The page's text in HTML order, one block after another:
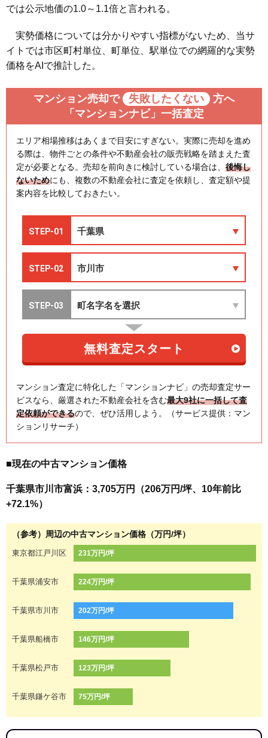
では公示地価の1.0～1.1倍と言われる。
実勢価格については分かりやすい指標がないため、当サ
イトでは市区町村単位、町単位、駅単位での網羅的な実勢
価格をAIで推計した。
マンション売却で 失敗したくない
方へ
「マンションナビ」一括査定
エリア相場推移はあくまで目安にすぎない。実際に売却を進め
る際は、物件ごとの条件や不動産会社の販売戦略を踏まえた査
定が必要となる。売却を前向きに検討している場合は、 後悔し
ないためにも、複数の不動産会社に査定を依頼し、査定額や提
案内容を比較しておきたい。
マンション査定に特化した「マンションナビ」の売却査定サー
ビスなら、厳選された不動産会社を含む最大9社に一括して査
定依頼ができるので、ぜひ活用しよう。（サービス提供：マン
ションリサーチ）
■現在の中古マンション価格
千葉県市川市富浜：3,705万円（206万円/坪、10年前比
+72.1%）
（参考）周辺の中古マンション価格（万円/坪）
東京都江戸川区 231万円/坪
千葉県浦安市 224万円/坪
千葉県市川市 202万円/坪
千葉県船橋市 146万円/坪
千葉県松戸市 123万円/坪
千葉県鎌ケ谷市 75万円/坪